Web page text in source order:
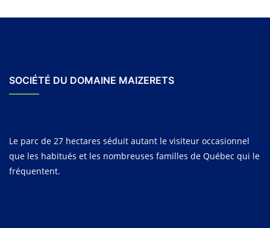
SOCIÉTÉ DU DOMAINE MAIZERETS
Le parc de 27 hectares séduit autant le visiteur occasionnel
que les habitués et les nombreuses familles de Québec qui le
fréquentent.